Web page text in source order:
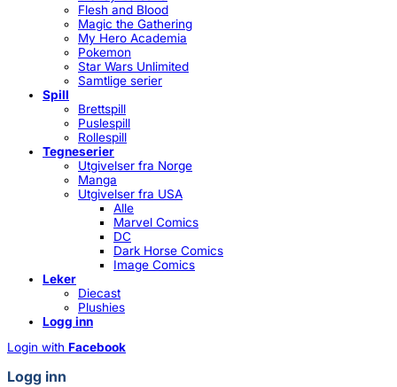
Flesh and Blood
Magic the Gathering
My Hero Academia
Pokemon
Star Wars Unlimited
Samtlige serier
Spill
Brettspill
Puslespill
Rollespill
Tegneserier
Utgivelser fra Norge
Manga
Utgivelser fra USA
Alle
Marvel Comics
DC
Dark Horse Comics
Image Comics
Leker
Diecast
Plushies
Logg inn
Login with Facebook
Logg inn